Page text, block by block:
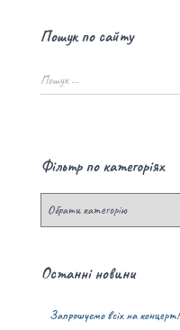
Пошук по сайту
Пошук …
Фільтр по категоріях
Останні новини
Запрошуємо всіх на концерт!